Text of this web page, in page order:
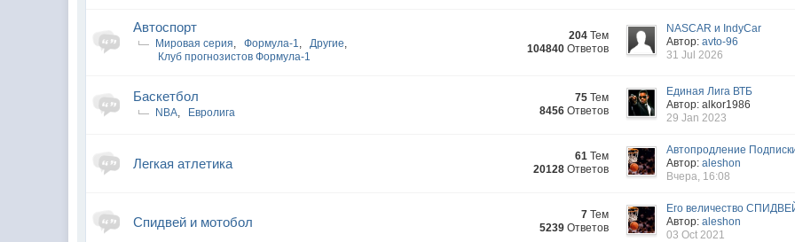
Автоспорт
Мировая серия, Формула-1, Другие,
Клуб прогнозистов Формула-1
204 Тем
104840 Ответов
NASCAR и IndyCar
Автор:avto-96
31 Jul 2026
Баскетбол
NBA, Евролига
75 Тем
8456 Ответов
Единая Лига ВТБ
Автор: alkor1986
29 Jan 2023
Легкая атлетика 61 Тем
20128 Ответов
Автопродление
Автор:aleshon
Вчера, 16:08
Спидвей и мотобол 7 Тем
5239 Ответов
Его величество
Автор:aleshon
03 Oct 2021